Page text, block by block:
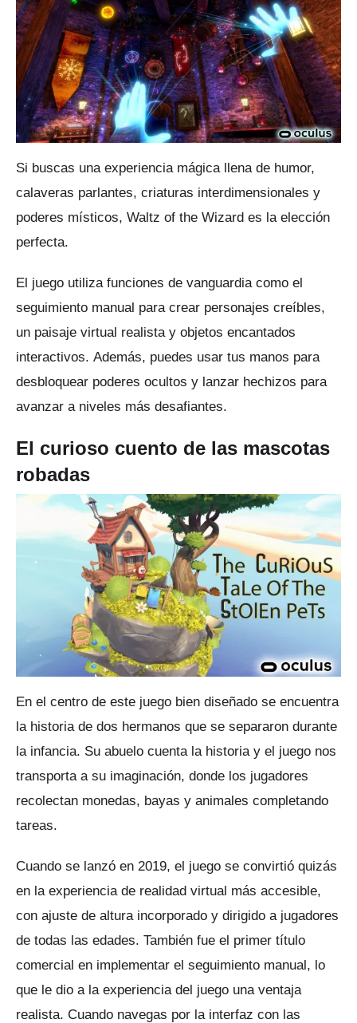
Si buscas una experiencia mágica llena de humor,
calaveras parlantes, criaturas interdimensionales y
poderes místicos, Waltz of the Wizard es la elección
perfecta.
El juego utiliza funciones de vanguardia como el
seguimiento manual para crear personajes creíbles,
un paisaje virtual realista y objetos encantados
interactivos. Además, puedes usar tus manos para
desbloquear poderes ocultos y lanzar hechizos para
avanzar a niveles más desafiantes.
El curioso cuento de las mascotas
robadas
En el centro de este juego bien diseñado se encuentra
la historia de dos hermanos que se separaron durante
la infancia. Su abuelo cuenta la historia y el juego nos
transporta a su imaginación, donde los jugadores
recolectan monedas, bayas y animales completando
tareas.
Cuando se lanzó en 2019, el juego se convirtió quizás
en la experiencia de realidad virtual más accesible,
con ajuste de altura incorporado y dirigido a jugadores
de todas las edades. También fue el primer título
comercial en implementar el seguimiento manual, lo
que le dio a la experiencia del juego una ventaja
realista. Cuando navegas por la interfaz con las